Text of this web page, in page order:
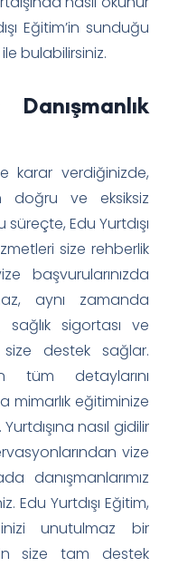
Eğitim’in sunduğu
bulabilirsiniz.
karar verdiğinizde,
doğru ve eksiksiz
Edu Yurtdışı
size rehberlik
başvurularınızda
aynı zamanda
sigortası ve
destek sağlar.
tüm detaylarını
mimarlık eğitiminize
nasıl gidilir
vize
danışmanlarımız
Edu Yurtdışı Eğitim,
unutulmaz bir
size tam destek